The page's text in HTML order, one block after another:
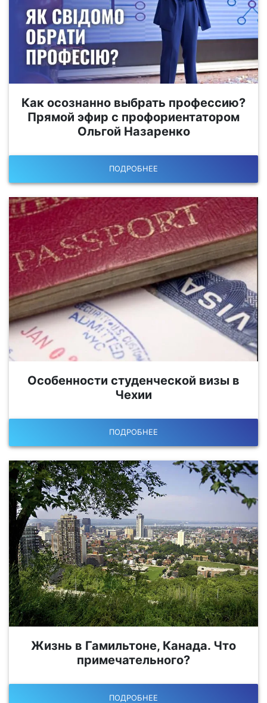
Как осознанно выбрать профессию?
Прямой эфир с профориентатором
Ольгой Назаренко
ПОДРОБНЕЕ
Особенности студенческой визы в
Чехии
ПОДРОБНЕЕ
Жизнь в Гамильтоне, Канада. Что
примечательного?
ПОДРОБНЕЕ